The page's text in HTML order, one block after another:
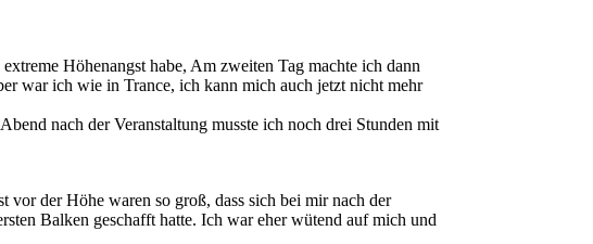
Höhenangst habe, Am zweiten Tag machte ich dann
war ich wie in Trance, ich kann mich auch jetzt nicht mehr
nach der Veranstaltung musste ich noch drei Stunden mit
der Höhe waren so groß, dass sich bei mir nach der
Balken geschafft hatte. Ich war eher wütend auf mich und